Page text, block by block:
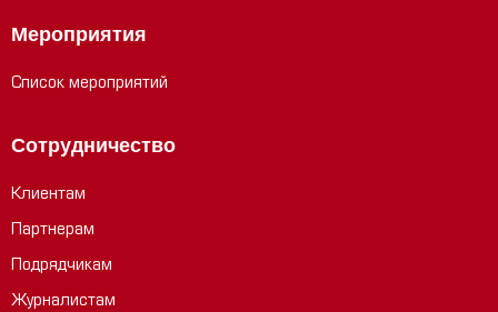
Мероприятия
Список мероприятий
Сотрудничество
Клиентам
Партнерам
Подрядчикам
Журналистам